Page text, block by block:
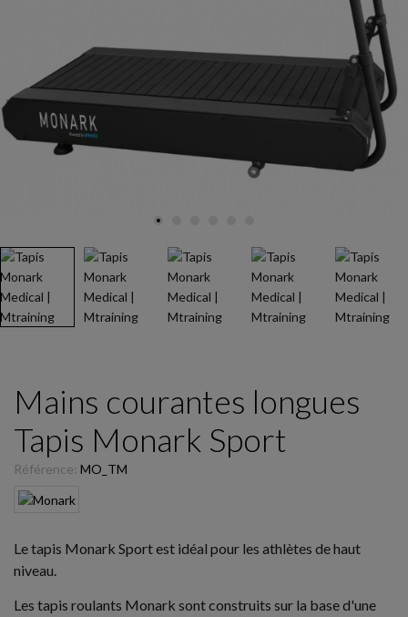
Mains courantes longues
Tapis Monark Sport
Référence: MO_TM
Le tapis Monark Sport est idéal pour les athlètes de haut
niveau.
Les tapis roulants Monark sont construits sur la base d'une